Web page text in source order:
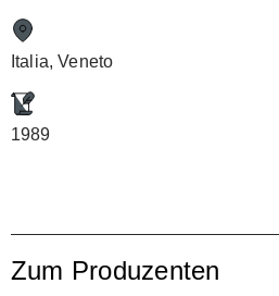
Italia, Veneto
1989
Zum Produzenten